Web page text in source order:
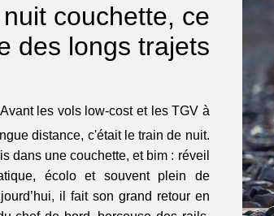
couchette, ce
des longs trajets
les vols low-cost et les TGV à
distance, c'était le train de nuit.
dans une couchette, et bim : réveil
écolo et souvent plein de
il fait son grand retour en